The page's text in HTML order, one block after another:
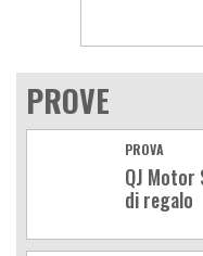
PROVE
PROVA
QJ Motor
di regalo